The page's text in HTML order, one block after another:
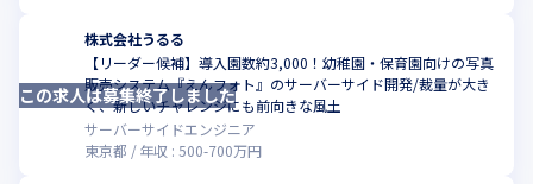
株式会社うるる
【リーダー候補】導入園数約3,000！幼稚園・保育園向けの写真
販売システム『えんフォト』のサーバーサイド開発/裁量が大き
く、新しいチャレンジにも前向きな風土
サーバーサイドエンジニア
東京都
年収 :500-700万円
この求人は募集終了しました